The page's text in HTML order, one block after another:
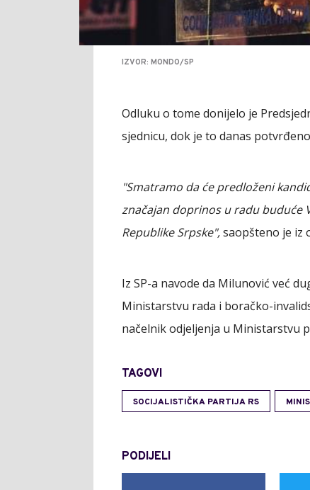
IZVOR: MONDO/SP
Odluku o tome donijelo je
sjednicu, dok je to danas
"Smatramo da će predloženi
značajan doprinos u radu buduće
Republike Srpske",saopšteno je iz
Iz SP-a navode da Milunović već
Ministarstvu rada i boračko-
načelnik odjeljenja u Ministarstvu
TAGOVI
SOCIJALISTIČKA PARTIJA RS
PODIJELI